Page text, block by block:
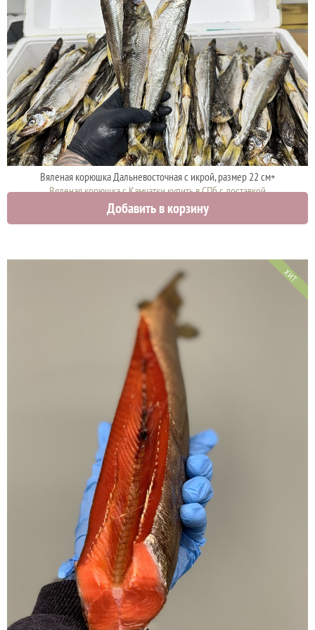
Вяленая корюшка Дальневосточная с икрой, размер 22 см+
Вяленая корюшка с Камчатки купить в СПб с доставкой
2500 руб.
Добавить в корзину
ХИТ